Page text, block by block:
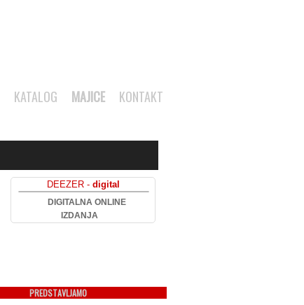
KATALOG MAJICE KONTAKT
DEEZER - digital
DIGITALNA ONLINE
IZDANJA
PREDSTAVLJAMO